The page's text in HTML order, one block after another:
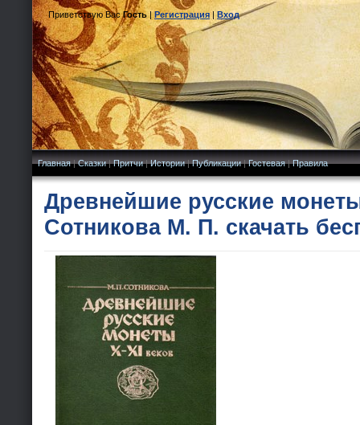
Приветствую Вас Гость|Регистрация|Вход
Главная|Сказки|Притчи|Истории|Публикации|Гостевая|Правила
Древнейшие русские
Сотникова М. П. скачать